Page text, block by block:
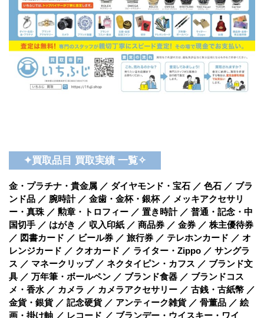
✦買取品目 買取実績 一覧✧
金・プラチナ・貴金属 ／ ダイヤモンド・宝石 ／ 色石 ／ ブラ
ンド品 ／ 腕時計 ／ 金歯・金杯・銀杯 ／ メッキアクセサリ
ー・真珠 ／ 勲章・トロフィー ／ 置き時計 ／ 普通・記念・中
国切手 ／ はがき ／ 収入印紙 ／ 商品券 ／ 金券 ／ 株主優待券
／ 図書カード ／ ビール券 ／ 旅行券 ／ テレホンカード ／ オ
レンジカード ／ クオカード ／ ライター・Zippo ／ サングラ
ス ／ マネークリップ ／ ネクタイピン・カフス ／ ブランド文
具 ／ 万年筆・ボールペン ／ ブランド食器 ／ ブランドコス
メ・香水 ／ カメラ ／ カメラアクセサリー ／ 古銭・古紙幣 ／
金貨・銀貨 ／ 記念硬貨 ／ アンティーク雑貨 ／ 骨董品 ／ 絵
画・掛け軸 ／ レコード ／ ブランデー・ウイスキー・ワイ